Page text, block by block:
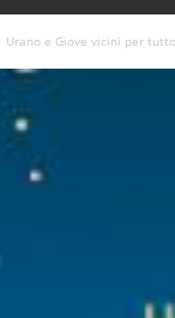
Urano e Giove vicini per